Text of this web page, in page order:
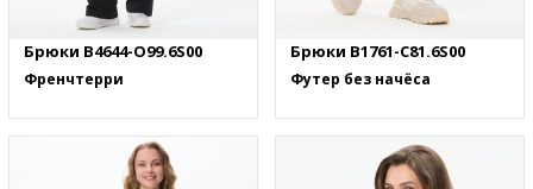
Брюки B4644-O99.6S00
Френчтерри
Брюки B1761-C81.6S00
Футер без начёса